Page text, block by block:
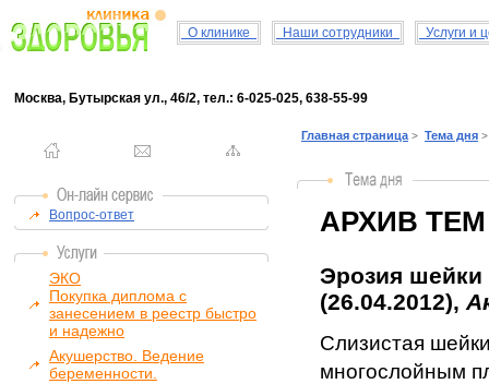
О клинике Наши сотрудники Услуги и
Москва, Бутырская ул., 46/2, тел.: 6-025-025, 638-55-99
Вопрос-ответ
ЭКО
Покупка диплома с
занесением в реестр быстро
и надежно
Акушерство. Ведение
беременности.
Главная страница > Тема дня
АРХИВ ТЕМ
Эрозия шейки
(26.04.2012),
Слизистая
многослойным